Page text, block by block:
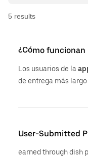
5 results
¿Cómo funcionan
Los usuarios de la
de entrega más
User-Submitted
earned through dish